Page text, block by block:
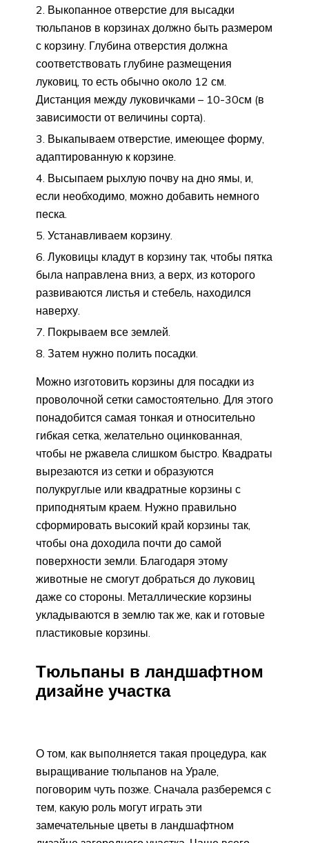
Выкопанное отверстие для высадки
тюльпанов в корзинах должно быть размером
с корзину. Глубина отверстия должна
соответствовать глубине размещения
луковиц, то есть обычно около 12 см.
Дистанция между луковичками – 10-30см (в
зависимости от величины сорта).
Выкапываем отверстие, имеющее форму,
адаптированную к корзине.
Высыпаем рыхлую почву на дно ямы, и,
если необходимо, можно добавить немного
песка.
Устанавливаем корзину.
Луковицы кладут в корзину так, чтобы пятка
была направлена ​​вниз, а верх, из которого
развиваются листья и стебель, находился
наверху.
Покрываем все землей.
Затем нужно полить посадки.
Можно изготовить корзины для посадки из
проволочной сетки самостоятельно. Для этого
понадобится самая тонкая и относительно
гибкая сетка, желательно оцинкованная,
чтобы не ржавела слишком быстро. Квадраты
вырезаются из сетки и образуются
полукруглые или квадратные корзины с
приподнятым краем. Нужно правильно
сформировать высокий край корзины так,
чтобы она доходила почти до самой
поверхности земли. Благодаря этому
животные не смогут добраться до луковиц
даже со стороны. Металлические корзины
укладываются в землю так же, как и готовые
пластиковые корзины.
Тюльпаны в ландшафтном
дизайне участка
О том, как выполняется такая процедура, как
выращивание тюльпанов на Урале,
поговорим чуть позже. Сначала разберемся с
тем, какую роль могут играть эти
замечательные цветы в ландшафтном